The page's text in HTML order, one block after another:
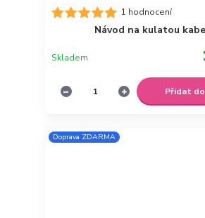
1 hodnocení
Návod na kulatou
Skladem
Přidat
Doprava ZDARMA